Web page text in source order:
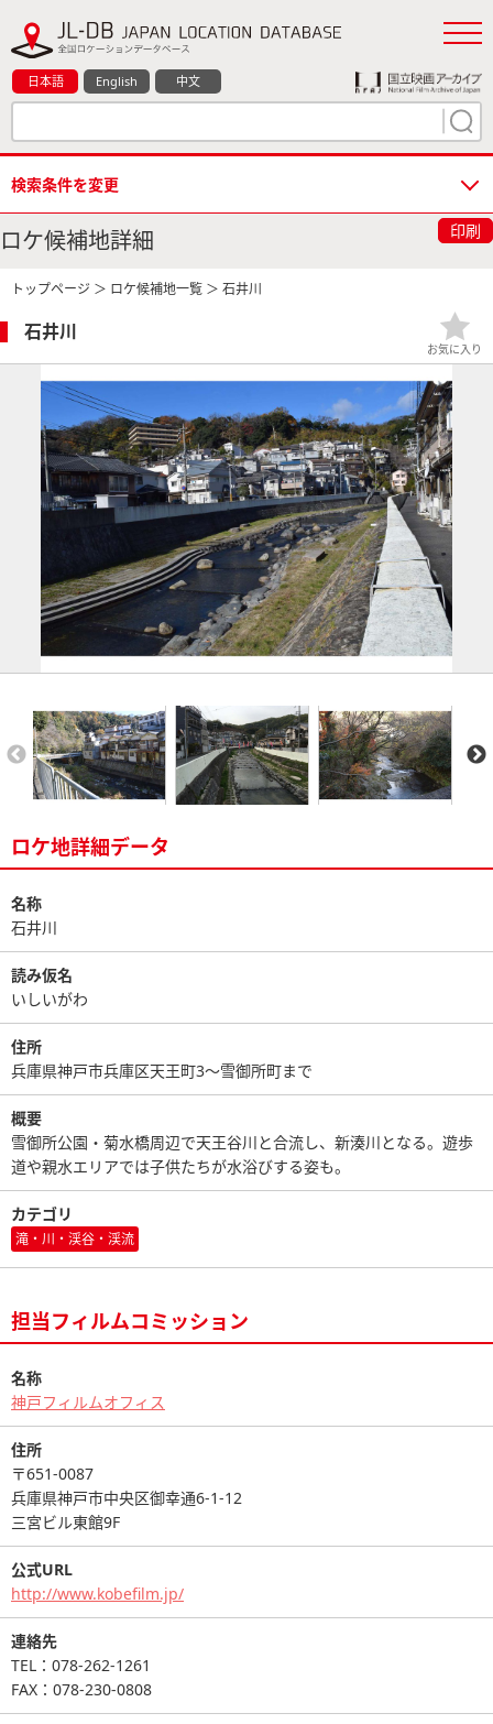
日本語 English 中文
検索条件を変更
ロケ候補地詳細 印刷
トップページ ＞ ロケ候補地一覧 ＞ 石井川
石井川
お気に入り
ロケ地詳細データ
名称
石井川
読み仮名
いしいがわ
住所
兵庫県神戸市兵庫区天王町3～雪御所町まで
概要
雪御所公園・菊水橋周辺で天王谷川と合流し、新湊川となる。遊歩
道や親水エリアでは子供たちが水浴びする姿も。
カテゴリ
滝・川・渓谷・渓流
担当フィルムコミッション
名称
神戸フィルムオフィス
住所
〒651-0087
兵庫県神戸市中央区御幸通6-1-12
三宮ビル東館9F
公式URL
http://www.kobefilm.jp/
連絡先
TEL：078-262-1261
FAX：078-230-0808